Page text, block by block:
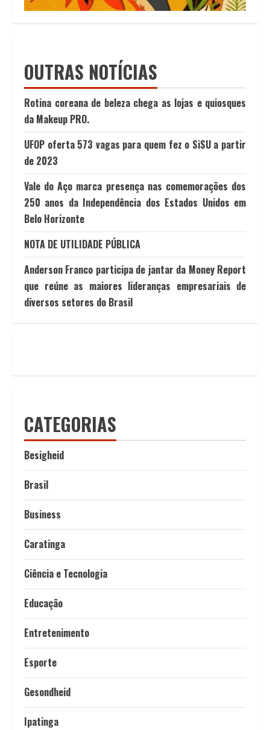
OUTRAS NOTÍCIAS
Rotina coreana de beleza chega as lojas e quiosques
da Makeup PRO.
UFOP oferta 573 vagas para quem fez o SiSU a partir
de 2023
Vale do Aço marca presença nas comemorações dos
250 anos da Independência dos Estados Unidos em
Belo Horizonte
NOTA DE UTILIDADE PÚBLICA
Anderson Franco participa de jantar da Money Report
que reúne as maiores lideranças empresariais de
diversos setores do Brasil
CATEGORIAS
Besigheid
Brasil
Business
Caratinga
Ciência e Tecnologia
Educação
Entretenimento
Esporte
Gesondheid
Ipatinga